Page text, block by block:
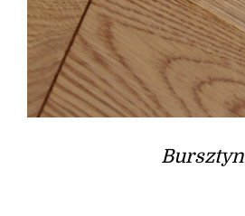
Bursztyn